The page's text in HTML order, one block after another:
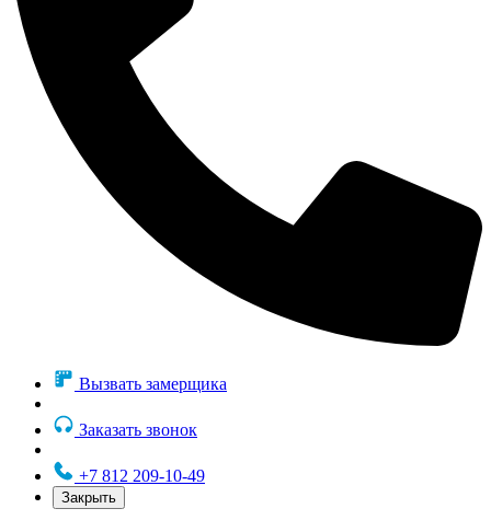
Вызвать замерщика
Заказать звонок
+7 812 209-10-49
Закрыть